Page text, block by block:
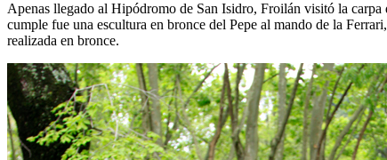
Apenas llegado al Hipódromo de San Isidro, Froilán visitó la
cumple fue una escultura en bronce del Pepe al mando de la
realizada en bronce.